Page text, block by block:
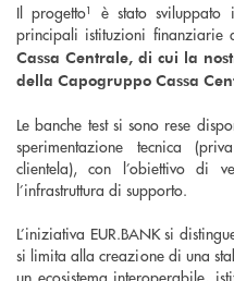
Il progetto¹ è stato
principali istituzioni finanziarie
Cassa Centrale, di cui la
della Capogruppo Cassa
Le banche test si sono rese
sperimentazione tecnica
clientela), con l’obiettivo di
l’infrastruttura di supporto.
L’iniziativa EUR.BANK si
si limita alla creazione di una